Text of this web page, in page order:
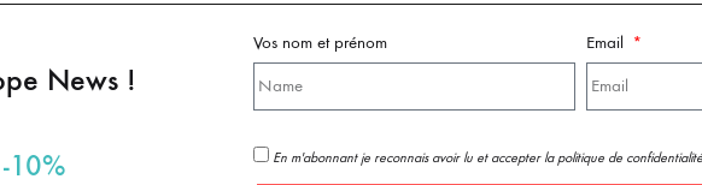
News !
10%
Vos nom et prénom Email
En m'abonnant je reconnais avoir lu et accepter la politique de